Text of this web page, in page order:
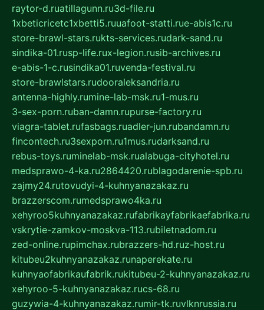
raytor-d.ruatillagunn.ru3d-file.ru
1xbeticricetc1xbetti5.ruuafoot-statti.rue-abis1c.ru
store-brawl-stars.rukts-services.rudark-sand.ru
sindika-01.rusp-life.rux-legion.rusib-archives.ru
e-abis-1-c.rusindika01.ruvenda-festival.ru
store-brawlstars.rudooraleksandria.ru
antenna-highly.rumine-lab-msk.ru1-mus.ru
3-sex-porn.ruban-damn.rupurse-factory.ru
viagra-tablet.rufasbags.ruadler-jun.rubandamn.ru
fincontech.ru3sexporn.ru1mus.rudarksand.ru
rebus-toys.ruminelab-msk.rualabuga-cityhotel.ru
medsprawo-4-ka.ru2864420.rublagodarenie-spb.ru
zajmy24.rutovudyi-4-kuhnyanazakaz.ru
brazzerscom.rumedsprawo4ka.ru
xehyroo5kuhnyanazakaz.rufabrikayfabrikaefabrika.ru
vskrytie-zamkov-moskva-113.rubiletnadom.ru
zed-online.rupimchax.rubrazzers-hd.ruz-host.ru
kitubeu2kuhnyanazakaz.runaperekate.ru
kuhnyaofabrikaufabrik.rukitubeu-2-kuhnyanazakaz.ru
xehyroo-5-kuhnyanazakaz.rucs-68.ru
guzywia-4-kuhnyanazakaz.rumir-tk.ruvlknrussia.ru